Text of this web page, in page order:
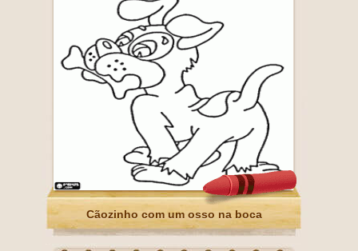
Cãozinho com um osso na boca